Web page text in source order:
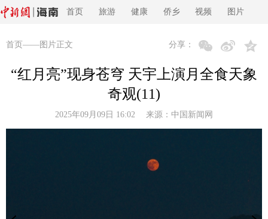
首页 旅游 健康 侨乡 视频 图片
首页 ——图片正文 分享：
“红月亮”现身苍穹 天宇上演月全食天象
奇观(11)
2025年09月09日 16:02 来源： 中国新闻网